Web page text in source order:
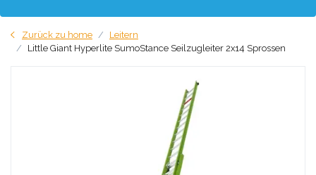
Zurück zu home
Leitern
Little Giant Hyperlite SumoStance Seilzugleiter 2x14 Sprossen